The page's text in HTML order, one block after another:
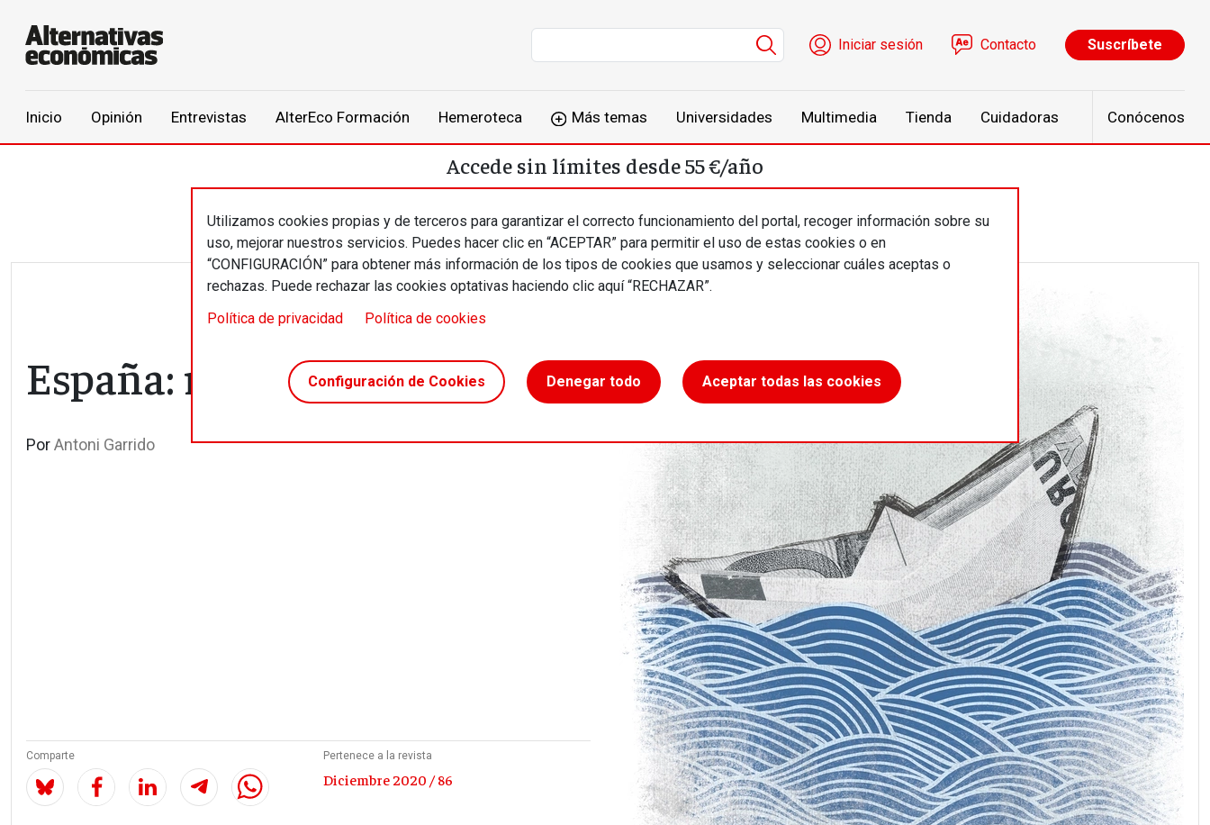
Menú de cuenta de usuario
Iniciar sesión Contacto Suscríbete
Inicio Opinión Entrevistas AlterEco Formación Hemeroteca Más temas Universidades Multimedia Tienda Cuidadoras Conócenos
Utilizamos cookies propias y de terceros para garantizar el correcto funcionamiento del portal, recoger información sobre su
uso, mejorar nuestros servicios. Puedes hacer clic en “ACEPTAR” para permitir el uso de estas cookies o en
“CONFIGURACIÓN” para obtener más información de los tipos de cookies que usamos y seleccionar cuáles aceptas o
rechazas. Puede rechazar las cookies optativas haciendo clic aquí “RECHAZAR”.
Política de privacidad
Política de cookies
Configuración de Cookies Denegar todo Aceptar todas las cookies
Accede sin límites desde 55 €/año
España: retos y desafíos
PorAntoni Garrido
Comparte Pertenece a la revista
Diciembre 2020 / 86